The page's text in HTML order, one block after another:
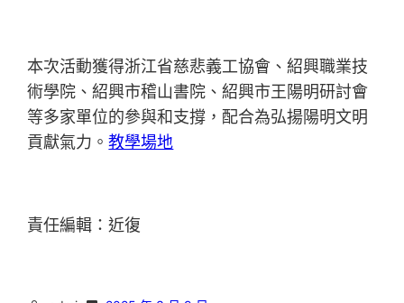
本次活動獲得浙江省慈悲義工協會、紹興職業技
術學院、紹興市稽山書院、紹興市王陽明研討會
等多家單位的參與和支撐，配合為弘揚陽明文明
貢獻氣力。教學場地
責任編輯：近復